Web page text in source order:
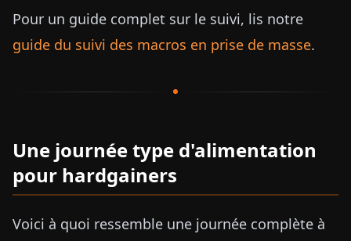
Pour un guide complet sur le suivi, lis notre
guide du suivi des macros en prise de masse.
Une journée type d'alimentation
pour hardgainers
Voici à quoi ressemble une journée complète à